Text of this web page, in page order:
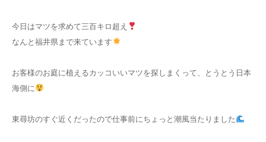
今日はマツを求めて三百キロ超え
なんと福井県まで来ています
お客様のお庭に植えるカッコいいマツを探しまくって、とうとう日本
海側に
東尋坊のすぐ近くだったので仕事前にちょっと潮風当たりました